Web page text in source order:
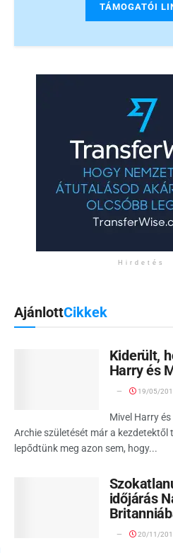
TÁMOGATÓI
Hirdetés
AjánlottCikkek
Kiderült,
Harry és
19/05/
Mivel Harry
Archie születését már a kezdetektől
lepődtünk meg azon sem, hogy...
időjárás
20/11/